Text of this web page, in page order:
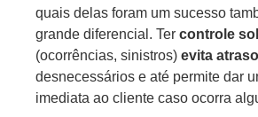
quais delas foram um sucesso
grande diferencial. Ter controle
(ocorrências, sinistros) evita
desnecessários e até permite dar
imediata ao cliente caso ocorra